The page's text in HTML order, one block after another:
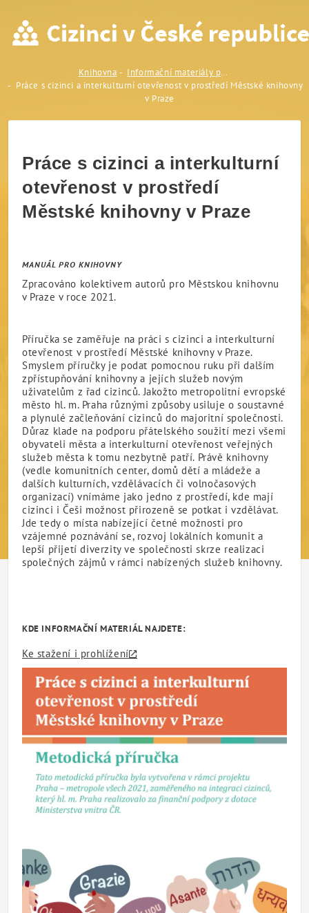
Práce s cizinci a
Knihovna
Informační materiály pro odborníky a osoby v kontaktu s cizinci
Práce s cizinci a interkulturní otevřenost v prostředí Městské knihovny
v Praze
Práce s cizinci a interkulturní
otevřenost v prostředí
Městské knihovny v Praze
MANUÁL PRO KNIHOVNY
Zpracováno kolektivem autorů pro Městskou knihovnu
v Praze v roce 2021.
Příručka se zaměřuje na práci s cizinci a interkulturní
otevřenost v prostředí Městské knihovny v Praze.
Smyslem příručky je podat pomocnou ruku při dalším
zpřístupňování knihovny a jejích služeb novým
uživatelům z řad cizinců. Jakožto metropolitní evropské
město hl. m. Praha různými způsoby usiluje o soustavné
a plynulé začleňování cizinců do majoritní společnosti.
Důraz klade na podporu přátelského soužití mezi všemi
obyvateli města a interkulturní otevřenost veřejných
služeb města k tomu nezbytně patří. Právě knihovny
(vedle komunitních center, domů dětí a mládeže a
dalších kulturních, vzdělávacích či volnočasových
organizací) vnímáme jako jedno z prostředí, kde mají
cizinci i Češi možnost přirozeně se potkat i vzdělávat.
Jde tedy o místa nabízející četné možnosti pro
vzájemné poznávání se, rozvoj lokálních komunit a
lepší přijetí diverzity ve společnosti skrze realizaci
společných zájmů v rámci nabízených služeb knihovny.
KDE INFORMAČNÍ MATERIÁL NAJDETE:
Ke stažení i prohlížení